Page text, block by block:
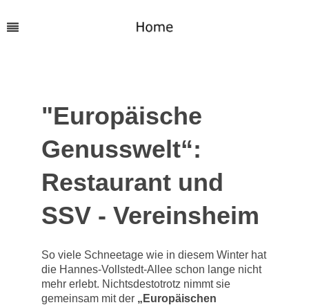
"Europäische
Genusswelt“:
Restaurant und
SSV - Vereinsheim
So viele Schneetage wie in diesem Winter hat
die Hannes-Vollstedt-Allee schon lange nicht
mehr erlebt. Nichtsdestotrotz nimmt sie
gemeinsam mit der „Europäischen